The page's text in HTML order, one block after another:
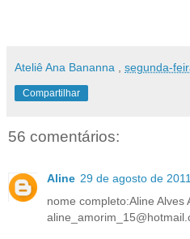
Ateliê Ana Bananna segunda-
Compartilhar
56 comentários:
Aline 29 de agosto de
nome completo:Aline Alves